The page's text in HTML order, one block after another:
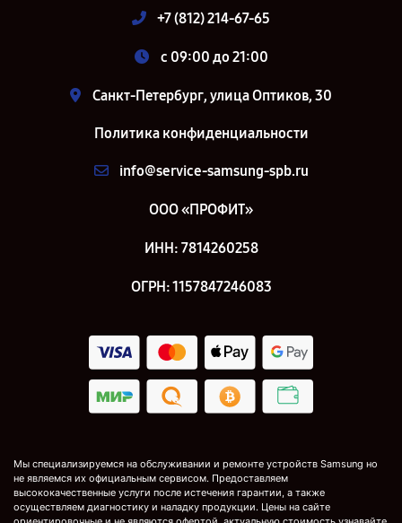
+7 (812) 214-67-65
c 09:00 до 21:00
Санкт-Петербург, улица Оптиков, 30
Политика конфиденциальности
info@service-samsung-spb.ru
ООО «ПРОФИТ»
ИНН: 7814260258
ОГРН: 1157847246083
Мы специализируемся на обслуживании и ремонте устройств Samsung но
не являемся их официальным сервисом. Предоставляем
высококачественные услуги после истечения гарантии, а также
осуществляем диагностику и наладку продукции. Цены на сайте